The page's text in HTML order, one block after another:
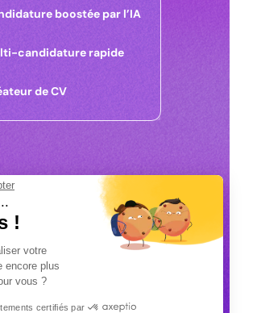
!
votre
encore plus
vous ?
certifiés par
boostée par l’IA
candidature rapide
de CV